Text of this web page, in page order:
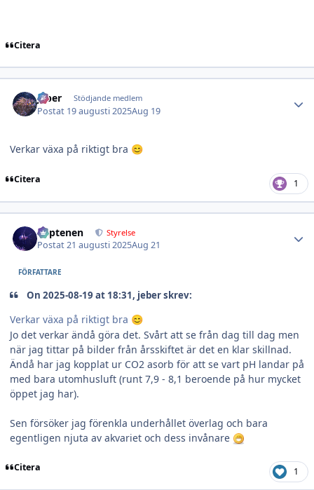
Citera
jeber Stödjande medlem
Postat 19 augusti 2025Aug 19
Verkar växa på riktigt bra 😊
Citera 1
kaptenen Styrelse
Postat21 augusti 2025Aug 21
FÖRFATTARE
On 2025-08-19 at 18:31, jeber skrev:
Verkar växa på riktigt bra 😊
Jo det verkar ändå göra det. Svårt att se från dag till dag men
när jag tittar på bilder från årsskiftet är det en klar skillnad.
Ändå har jag kopplat ur CO2 asorb för att se vart pH landar på
med bara utomhusluft (runt 7,9 - 8,1 beroende på hur mycket
öppet jag har).
Sen försöker jag förenkla underhållet överlag och bara
egentligen njuta av akvariet och dess invånare
Citera 1